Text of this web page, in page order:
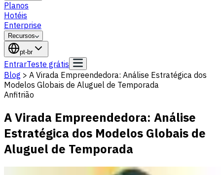
Planos
Hotéis
Enterprise
Recursos
pt-br
EntrarTeste grátis
Blog > A Virada Empreendedora: Análise Estratégica dos
Modelos Globais de Aluguel de Temporada
Anfitrião
A Virada Empreendedora: Análise
Estratégica dos Modelos Globais de
Aluguel de Temporada